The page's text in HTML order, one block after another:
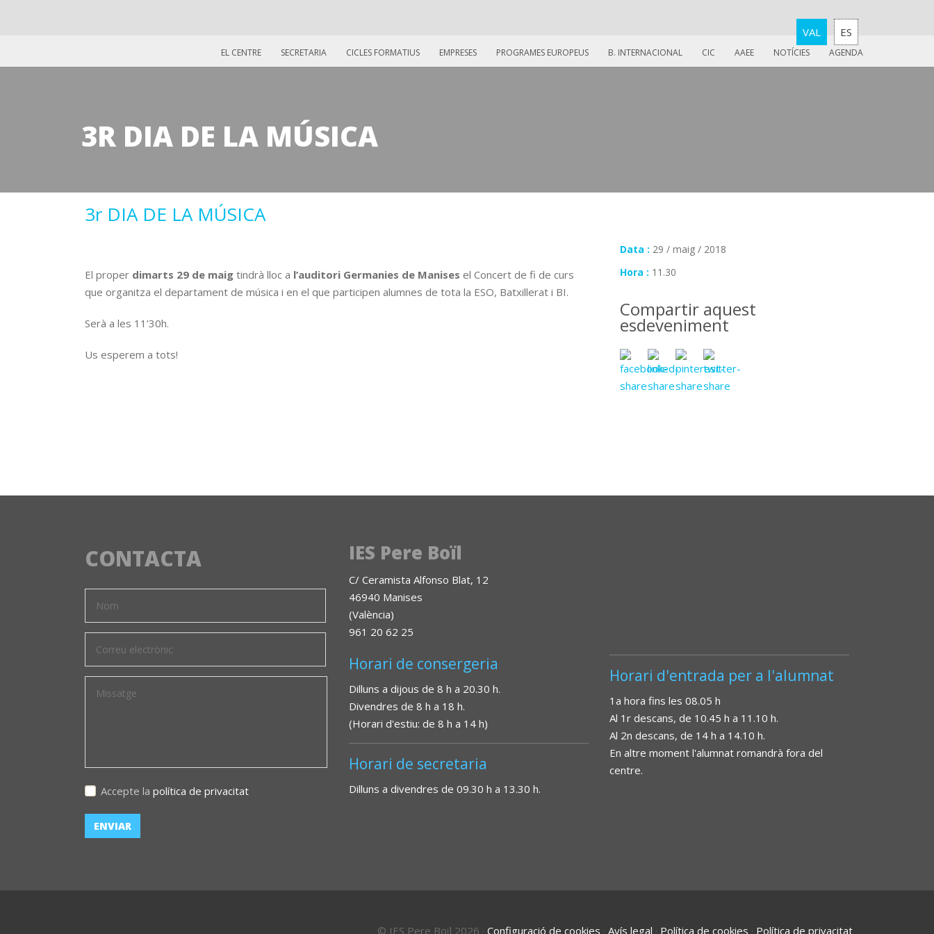
VAL ES
EL CENTRE SECRETARIA CICLES FORMATIUS EMPRESES PROGRAMES EUROPEUS B. INTERNACIONAL CIC AAEE NOTÍCIES AGENDA
3R DIA DE LA MÚSICA
Data : 29 / maig / 2018
Hora : 11.30
Compartir aquest
esdeveniment
3r DIA DE LA MÚSICA
El proper dimarts 29 de maig tindrà lloc a l’auditori Germanies de Manises el Concert de fi de curs
que organitza el departament de música i en el que participen alumnes de tota la ESO, Batxillerat i BI.
Serà a les 11’30h.
Us esperem a tots!
CONTACTA
Accepte la política de privacitat
IES Pere Boïl
C/ Ceramista Alfonso Blat, 12
46940 Manises
(València)
961 20 62 25
Horari de consergeria
Dilluns a dijous de 8 h a 20.30 h.
Divendres de 8 h a 18 h.
(Horari d'estiu: de 8 h a 14 h)
Horari de secretaria
Dilluns a divendres de 09.30 h a 13.30 h.
Horari d'entrada per a l'alumnat
1a hora fins les 08.05 h
Al 1r descans, de 10.45 h a 11.10 h.
Al 2n descans, de 14 h a 14.10 h.
En altre moment l'alumnat romandrà fora del
centre.
© IES Pere Boïl 2026 · Configuració de cookies · Avís legal · Política de cookies · Política de privacitat